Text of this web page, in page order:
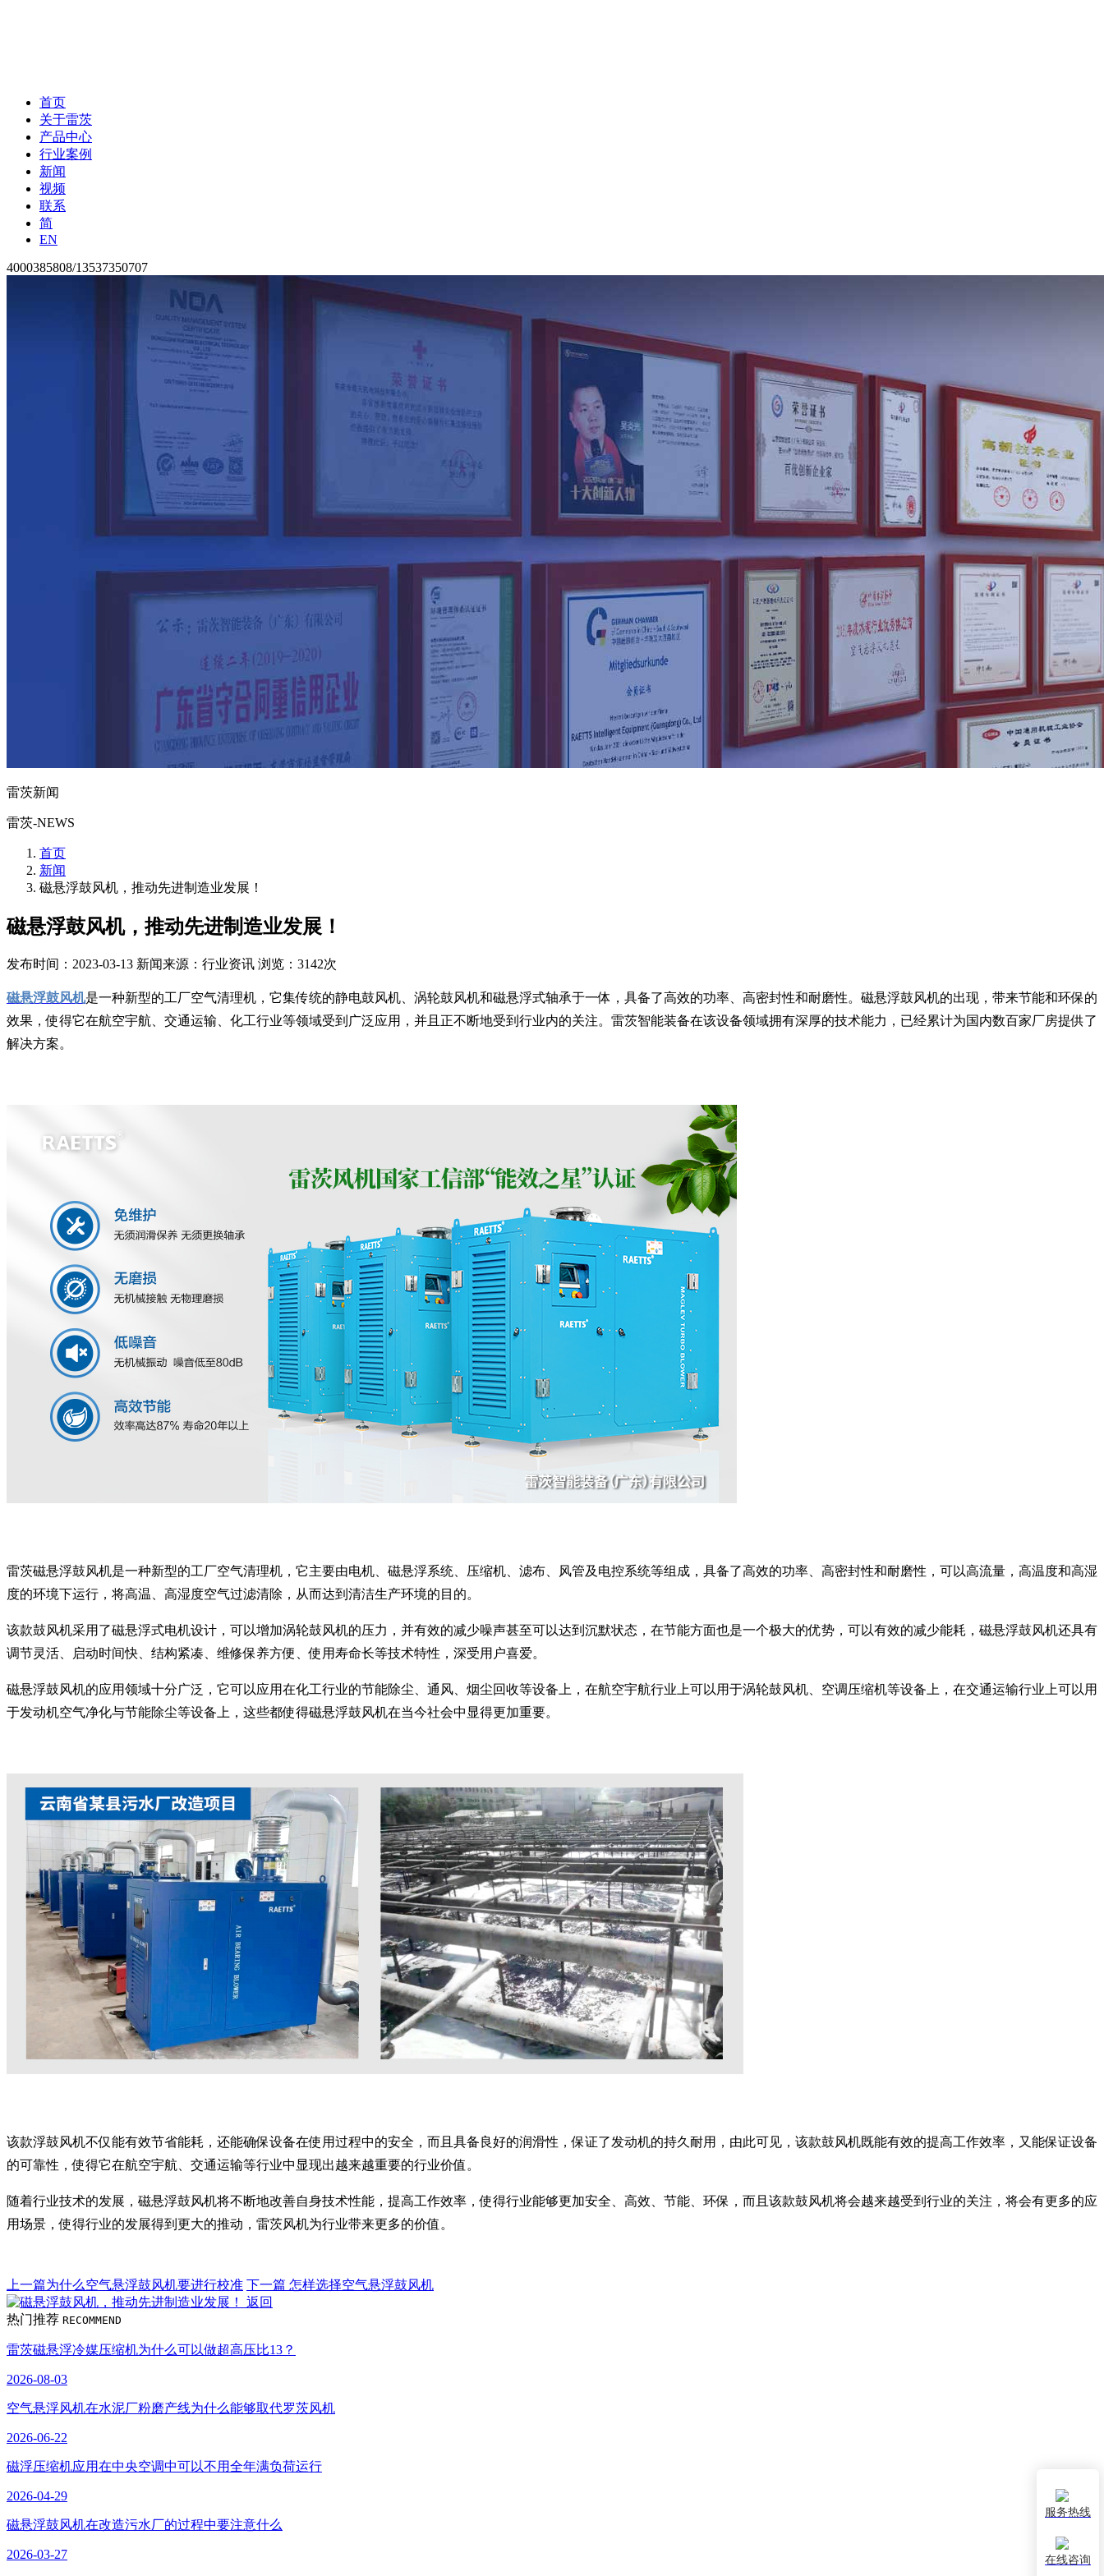
首页
关于雷茨
产品中心
行业案例
新闻
视频
联系
简
EN
4000385808/13537350707
雷茨新闻
雷茨-NEWS
首页
新闻
磁悬浮鼓风机，推动先进制造业发展！
磁悬浮鼓风机，推动先进制造业发展！
发布时间：2023-03-13 新闻来源：行业资讯 浏览：3142次
磁悬浮鼓风机是一种新型的工厂空气清理机，它集传统的静电鼓风机、涡轮鼓风机和磁悬浮式轴承于一体，具备了高效的功率、高密封性和耐磨性。磁悬浮鼓风机的出现，带来节能和环保的
效果，使得它在航空宇航、交通运输、化工行业等领域受到广泛应用，并且正不断地受到行业内的关注。雷茨智能装备在该设备领域拥有深厚的技术能力，已经累计为国内数百家厂房提供了
解决方案。
雷茨磁悬浮鼓风机是一种新型的工厂空气清理机，它主要由电机、磁悬浮系统、压缩机、滤布、风管及电控系统等组成，具备了高效的功率、高密封性和耐磨性，可以高流量，高温度和高湿
度的环境下运行，将高温、高湿度空气过滤清除，从而达到清洁生产环境的目的。
该款鼓风机采用了磁悬浮式电机设计，可以增加涡轮鼓风机的压力，并有效的减少噪声甚至可以达到沉默状态，在节能方面也是一个极大的优势，可以有效的减少能耗，磁悬浮鼓风机还具有
调节灵活、启动时间快、结构紧凑、维修保养方便、使用寿命长等技术特性，深受用户喜爱。
磁悬浮鼓风机的应用领域十分广泛，它可以应用在化工行业的节能除尘、通风、烟尘回收等设备上，在航空宇航行业上可以用于涡轮鼓风机、空调压缩机等设备上，在交通运输行业上可以用
于发动机空气净化与节能除尘等设备上，这些都使得磁悬浮鼓风机在当今社会中显得更加重要。
该款浮鼓风机不仅能有效节省能耗，还能确保设备在使用过程中的安全，而且具备良好的润滑性，保证了发动机的持久耐用，由此可见，该款鼓风机既能有效的提高工作效率，又能保证设备
的可靠性，使得它在航空宇航、交通运输等行业中显现出越来越重要的行业价值。
随着行业技术的发展，磁悬浮鼓风机将不断地改善自身技术性能，提高工作效率，使得行业能够更加安全、高效、节能、环保，而且该款鼓风机将会越来越受到行业的关注，将会有更多的应
用场景，使得行业的发展得到更大的推动，雷茨风机为行业带来更多的价值。
上一篇为什么空气悬浮鼓风机‍要进行校准 下一篇 怎样选择空气悬浮鼓风机
返回
热门推荐 RECOMMEND
雷茨磁悬浮冷媒压缩机为什么可以做超高压比13？
2026-08-03
空气悬浮风机在水泥厂粉磨产线为什么能够取代罗茨风机
2026-06-22
磁浮压缩机应用在中央空调中可以不用全年满负荷运行
2026-04-29
磁悬浮鼓风机在改造污水厂的过程中要注意什么
2026-03-27
服务热线
在线咨询